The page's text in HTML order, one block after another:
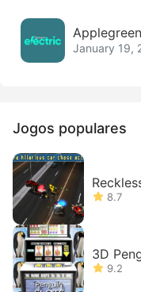
January 19,
Jogos populares
8.7
3D
9.2